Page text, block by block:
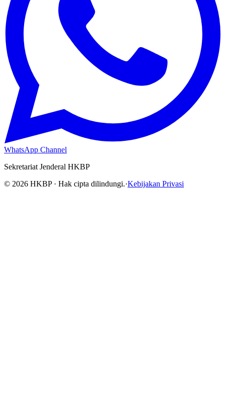
WhatsApp Channel
Sekretariat Jenderal HKBP
© 2026 HKBP · Hak cipta dilindungi.·Kebijakan Privasi